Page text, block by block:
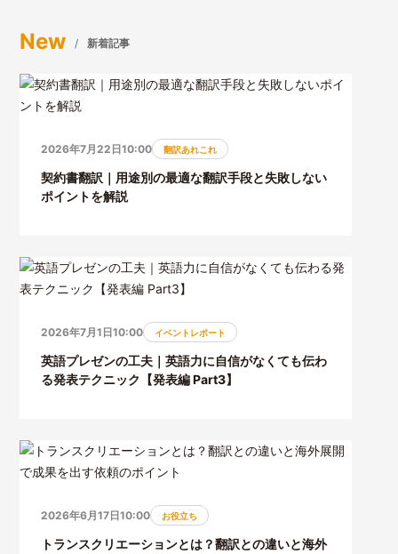
New 新着記事
2026年7月22日10:00 翻訳あれこれ
契約書翻訳｜用途別の最適な翻訳手段と失敗しない
ポイントを解説
2026年7月1日10:00 イベントレポート
英語プレゼンの工夫｜英語力に自信がなくても伝わ
る発表テクニック【発表編 Part3】
2026年6月17日10:00 お役立ち
トランスクリエーションとは？翻訳との違いと海外